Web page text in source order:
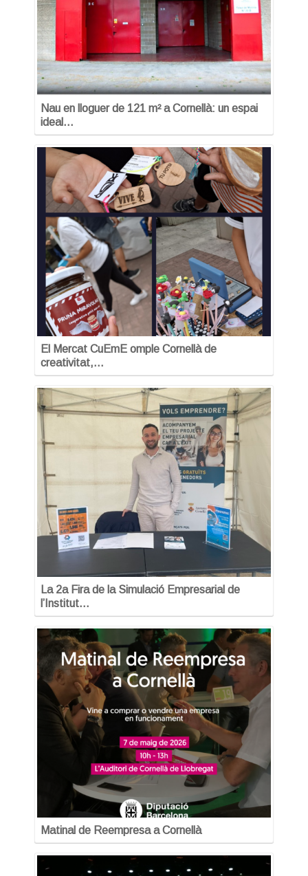
Nau en lloguer de 121 m² a Cornellà: un espai
ideal…
El Mercat CuEmE omple Cornellà de
creativitat,…
La 2a Fira de la Simulació Empresarial de
l’Institut…
Matinal de Reempresa a Cornellà